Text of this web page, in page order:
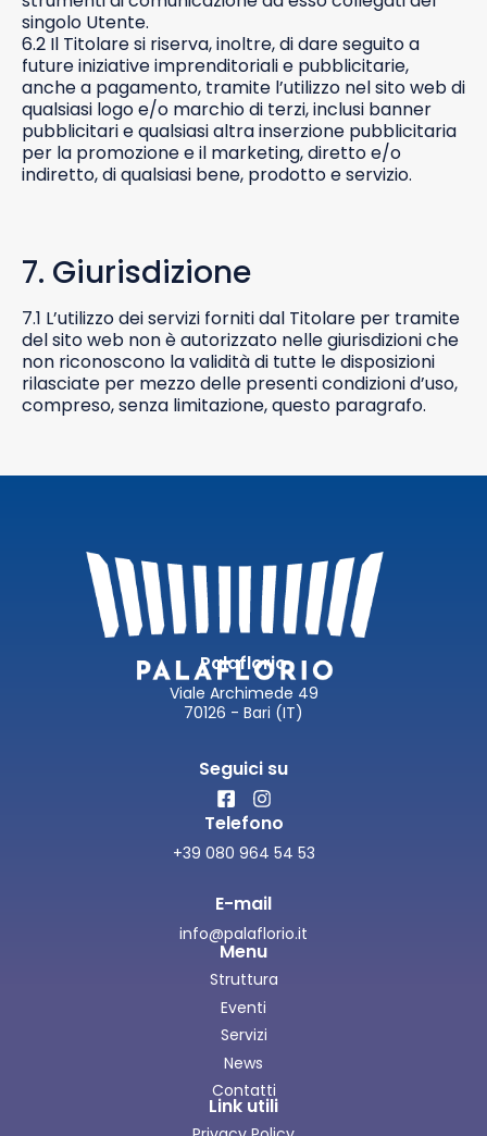
singolo Utente.
6.2 Il Titolare si riserva, inoltre, di dare seguito a
future iniziative imprenditoriali e pubblicitarie,
anche a pagamento, tramite l’utilizzo nel sito web di
qualsiasi logo e/o marchio di terzi, inclusi banner
pubblicitari e qualsiasi altra inserzione pubblicitaria
per la promozione e il marketing, diretto e/o
indiretto, di qualsiasi bene, prodotto e servizio.
7. Giurisdizione
7.1 L’utilizzo dei servizi forniti dal Titolare per tramite
del sito web non è autorizzato nelle giurisdizioni che
non riconoscono la validità di tutte le disposizioni
rilasciate per mezzo delle presenti condizioni d’uso,
compreso, senza limitazione, questo paragrafo.
Palaflorio
Viale Archimede 49
70126 - Bari (IT)
Seguici su
Telefono
+39 080 964 54 53
E-mail
info@palaflorio.it
Menu
Struttura
Eventi
Servizi
News
Contatti
Link utili